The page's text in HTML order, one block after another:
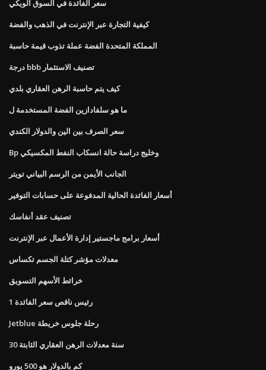
سعر الفائدة في السوق الويكي
كيفية التجارة عبر الإنترنت في الذهب والفضة
المملكة المتحدة الفضة عملة تذوب قيمة حاسبة
درجة bbb تصنيف الاستثمار
كيف يتم حاسبة الرهن العقاري بلدي
ما هو سلفادازين الفضة المستخدمة ل
سعر الصرف بين الين والدولار الكندي
Bp وخليج دراسة حالة انسكاب النفط المكسيكي
الجانب الأيمن من الرسم البياني تويتر
أسعار الفائدة الحالية المدفوعة على حسابات التوفير
تصنيف عقد أنفاسك
أسعار برامج ماجستير إدارة الأعمال عبر الإنترنت
معدلات مؤشر كتلة الجسم تكساس
خرائط الأسهم التسويق
رئيس ناقص سعر الفائدة 1
Jetblue رحلة جلوس خريطة
30 سنة معدلات الرهن العقاري الثابتة
كم بالدولار هو 500 يورو